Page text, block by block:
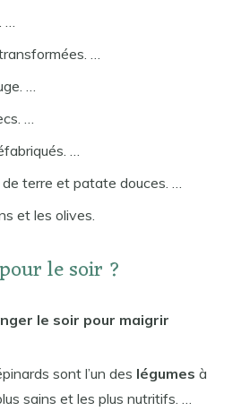
…
…
…
…
terre et patate douces. …
et les olives.
le soir ?
le soir pour maigrir
sont l’un des légumes à
sains et les plus nutritifs. …